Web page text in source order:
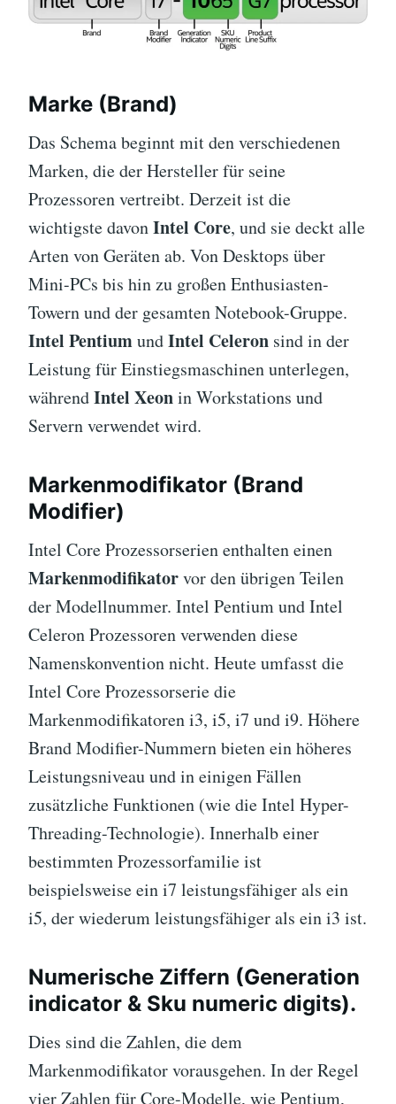
Marke (Brand)
Das Schema beginnt mit den verschiedenen
Marken, die der Hersteller für seine
Prozessoren vertreibt. Derzeit ist die
wichtigste davonIntel Core, und sie deckt alle
Arten von Geräten ab. Von Desktops über
Mini-PCs bis hin zu großen Enthusiasten-
Towern und der gesamten Notebook-Gruppe.
Intel PentiumundIntel Celeron sind in der
Leistung für Einstiegsmaschinen unterlegen,
währendIntel Xeonin Workstations und
Servern verwendet wird.
Markenmodifikator (Brand
Modifier)
Intel Core Prozessorserien enthalten einen
Markenmodifikatorvor den übrigen Teilen
der Modellnummer. Intel Pentium und Intel
Celeron Prozessoren verwenden diese
Namenskonvention nicht. Heute umfasst die
Intel Core Prozessorserie die
Markenmodifikatoren i3, i5, i7 und i9. Höhere
Brand Modifier-Nummern bieten ein höheres
Leistungsniveau und in einigen Fällen
zusätzliche Funktionen (wie die Intel Hyper-
Threading-Technologie). Innerhalb einer
bestimmten Prozessorfamilie ist
beispielsweise ein i7 leistungsfähiger als ein
i5, der wiederum leistungsfähiger als ein i3 ist.
Numerische Ziffern (Generation
indicator & Sku numeric digits).
Dies sind die Zahlen, die dem
Markenmodifikator vorausgehen. In der Regel
vier Zahlen für Core-Modelle, wie Pentium,